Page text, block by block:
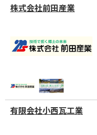
株式会社前田産業
有限会社小西瓦工業